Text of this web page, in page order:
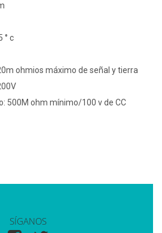
° c
ohmios máximo de señal y tierra
500M ohm mínimo/100 v de CC
SÍGANOS